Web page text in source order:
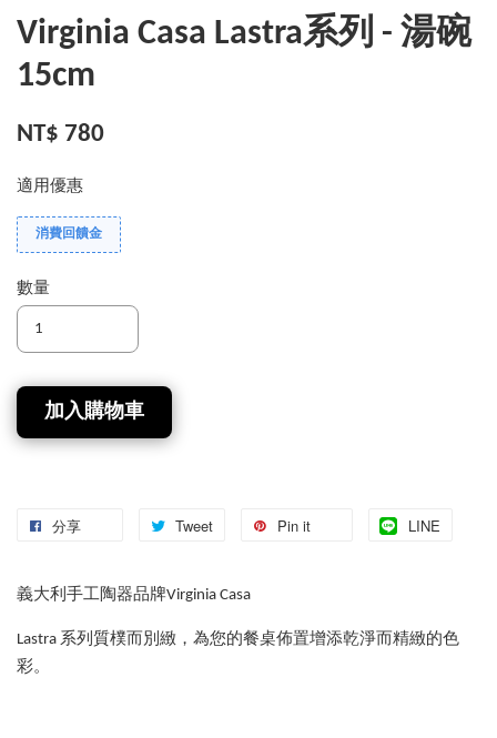
Virginia Casa Lastra系列 - 湯碗
15cm
NT$ 780
適用優惠
消費回饋金
數量
加入購物車
分享 Tweet Pin it LINE
義大利手工陶器品牌Virginia Casa
Lastra 系列質樸而別緻，為您的餐桌佈置增添乾淨而精緻的色
彩。